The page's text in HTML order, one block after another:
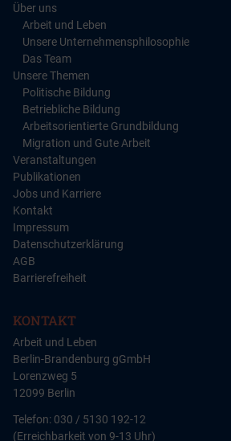
Über uns
Arbeit und Leben
Unsere Unternehmensphilosophie
Das Team
Unsere Themen
Politische Bildung
Betriebliche Bildung
Arbeitsorientierte Grundbildung
Migration und Gute Arbeit
Veranstaltungen
Publikationen
Jobs und Karriere
Kontakt
Impressum
Datenschutzerklärung
AGB
Barrierefreiheit
KONTAKT
Arbeit und Leben
Berlin-Brandenburg gGmbH
Lorenzweg 5
12099 Berlin
Telefon: 030 / 5130 192-12
(Erreichbarkeit von 9-13 Uhr)